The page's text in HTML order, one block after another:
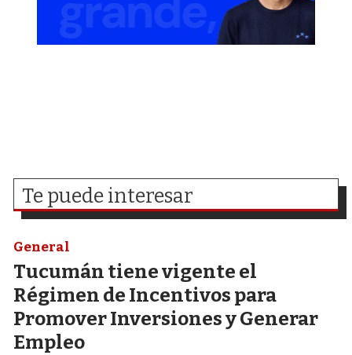
Te puede interesar
Tucumán tiene vigente el
Régimen de Incentivos para
Promover Inversiones y Generar
Empleo
General